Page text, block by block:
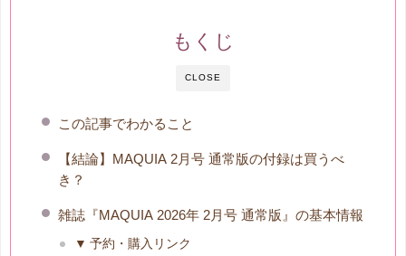
CLOSE
もくじ
この記事でわかること
【結論】MAQUIA 2月号 通常版の付録は買うべ
き？
雑誌『MAQUIA 2026年 2月号 通常版』の基本情報
▼ 予約・購入リンク